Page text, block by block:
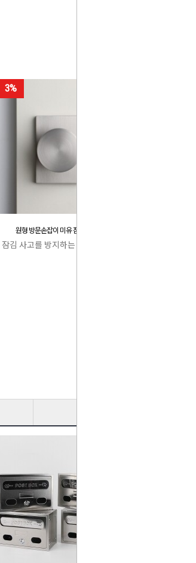
3%
원형 방문손잡이 미유 잠김 사고 방지
잠김 사고를 방지하는 특허 캐치박스